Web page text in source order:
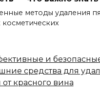
методы удаления